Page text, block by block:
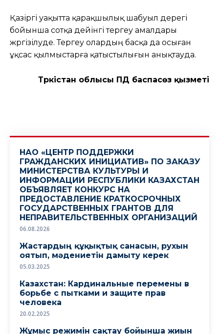
Қазіргі уақытта қарақшылық шабуыл дерегі
бойынша сотқа дейінгі тергеу амалдары
жүргізілуде. Тергеу олардың басқа да осыған
ұқсас қылмыстарға қатыстылығын анықтауда.
Түркістан облысы ПД баспасөз қызметі
НАО «ЦЕНТР ПОДДЕРЖКИ
ГРАЖДАНСКИХ ИНИЦИАТИВ» ПО ЗАКАЗУ
МИНИСТЕРСТВА КУЛЬТУРЫ И
ИНФОРМАЦИИ РЕСПУБЛИКИ КАЗАХСТАН
ОБЪЯВЛЯЕТ КОНКУРС НА
ПРЕДОСТАВЛЕНИЕ КРАТКОСРОЧНЫХ
ГОСУДАРСТВЕННЫХ ГРАНТОВ ДЛЯ
НЕПРАВИТЕЛЬСТВЕННЫХ ОРГАНИЗАЦИЙ
06.08.2026
Жастардың құқықтық санасын, рухын
оятып, мәдениетін дамыту керек
05.03.2025
Казахстан: Кардинальные перемены в
борьбе с пытками и защите прав
человека
20.02.2025
Жұмыс режимін сақтау бойынша жиын